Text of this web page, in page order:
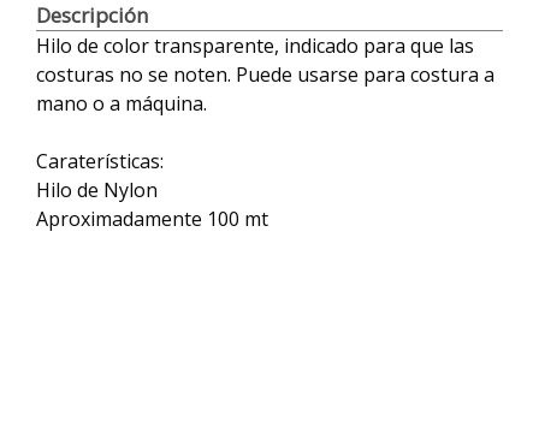
Descripción
Hilo de color transparente, indicado para que las
costuras no se noten. Puede usarse para costura a
mano o a máquina.
Caraterísticas:
Hilo de Nylon
Aproximadamente 100 mt